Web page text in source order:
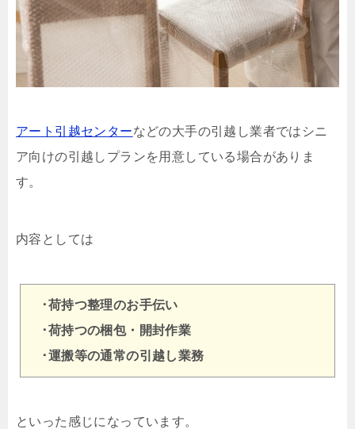
アート引越センターなどの大手の引越し業者ではシニ
ア向けの引越しプランを用意している場合がありま
す。
内容としては
･荷持つ整理のお手伝い
･荷持つの梱包・開封作業
･運搬等の通常の引越し業務
といった感じになっています。